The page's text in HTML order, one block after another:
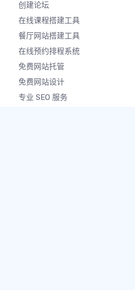
创建论坛
在线课程搭建工具
餐厅网站搭建工具
在线预约排程系统
免费网站托管
免费网站设计
专业 SEO 服务